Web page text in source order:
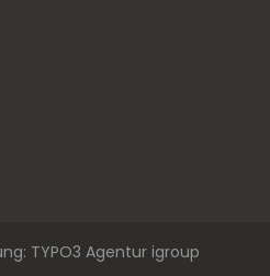
TYPO3 Agentur igroup